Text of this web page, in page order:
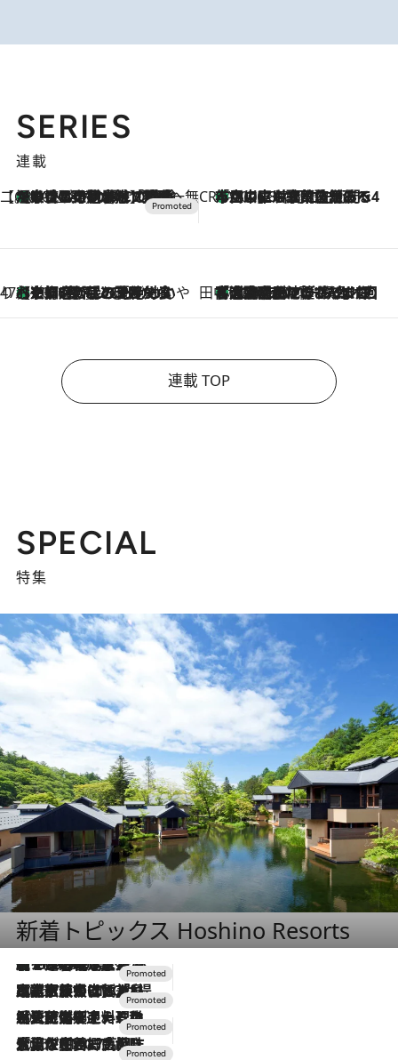
SERIES
連載
【CREA×星野リゾート】唯一無二。癒しと発見が待つ場所へ
2026.8.7
【トンボの足水浴】ヒノキの香りに包まれて涼感マックス！約13℃の湧水かけ流しを避暑地「星野温泉 トンボの湯」で体験 CREA'S CHOICE
2026.8.7
「立川にも歌舞伎があるんだよ」 片岡仁左衛門・市川中車ら豪華座組みで4年目の立川立飛歌舞伎へ
47都道府県の手みやげ ひんやりスイーツで夏を満喫
2026.8.7
【京都府】この夏絶対食べたい 冷やしておいしいおやつ3選 ひと口目から心を掴む新緑のテリーヌ 田中稲の勝手に再ブーム
2026.8.7
「湘南乃風に憧れて」観客大盛上がりの“タオル回し”に、ラッパー顔負けの高速歌唱まで…さだまさし（74）のアグレッシブすぎる現在地
連載 TOP
SPECIAL
特集
新着トピックス Hoshino Resorts
2026.8.7
【トンボの足水浴】ヒノキの香りに包まれて涼感マックス！約13℃の湧水かけ流しを避暑地「星野温泉 トンボの湯」で体験
2026.7.31
【ホテル帰省】という選択肢をOMOが提案。家族とほどよい距離を保つには「昼は実家、夜は気兼ねなくホテルで！」
2026.7.24
【夏限定ディナーコース】旬を迎える稚鮎や花ズッキーニなどをイタリア・トスカーナの郷土料理の手法で満喫！
2026.7.17
「土佐和ハーブかき氷」がOMO7高知に登場！生姜、山椒、大葉など目にも舌にも涼を呼ぶ郷土の味